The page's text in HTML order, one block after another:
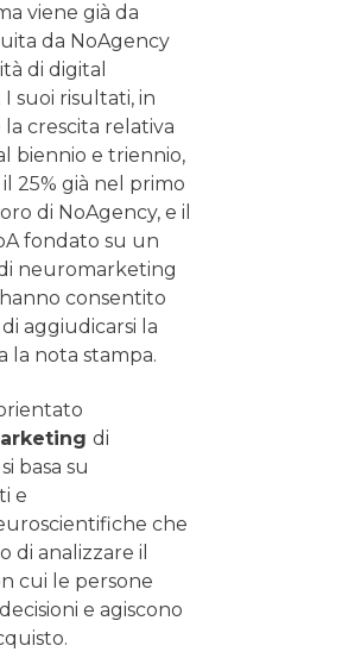
viene già da
da NoAgency
di digital
suoi risultati, in
crescita relativa
biennio e triennio,
25% già nel primo
di NoAgency, e il
fondato su un
neuromarketing
consentito
aggiudicarsi la
la nota stampa.
di
basa su
e
che
di analizzare il
cui le persone
e agiscono